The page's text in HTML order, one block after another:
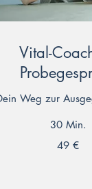
Vital-
Weg zur
30 Min.
49 €